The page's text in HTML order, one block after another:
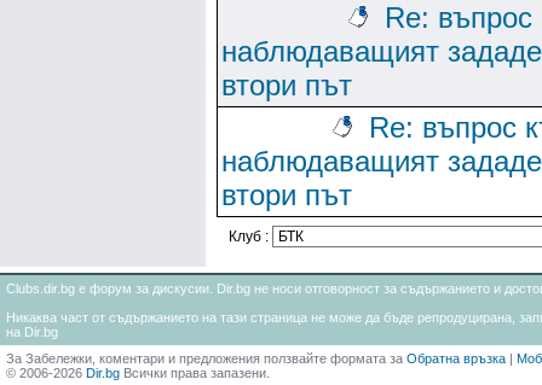
Re:
наблюдаващият
втори път
Re: въпрос
наблюдаващият
втори път
Клуб :
Clubs.dir.bg е форум за дискусии. Dir.bg не носи отговорност за съдържанието и
Никаква част от съдържанието на тази страница не може да бъде репродуцирана,
на Dir.bg
За Забележки, коментари и предложения ползвайте формата за Обратна връзка |
© 2006-2026 Dir.bg Всички права запазени.